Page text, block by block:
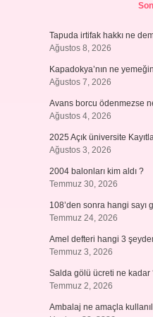
Tapuda irtifak hakkı ne
Ağustos 8, 2026
Kapadokya’nın ne
Ağustos 7, 2026
Avans borcu ödenmezse
Ağustos 4, 2026
2025 Açık üniversite
Ağustos 3, 2026
2004 balonları kim aldı ?
Temmuz 30, 2026
108’den sonra hangi sayı
Temmuz 24, 2026
Amel defteri hangi 3
Temmuz 3, 2026
Salda gölü ücreti ne kadar
Temmuz 2, 2026
Ambalaj ne amaçla